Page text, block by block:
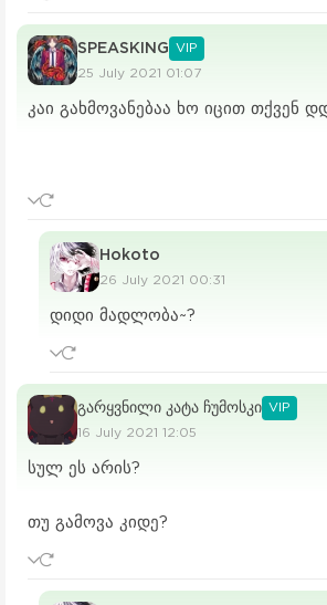
SPEASKING VIP
25 July 2021 01:07
კაი გახმოვანებაა ხო იცით თქვენ
Hokoto
26 July 2021 00:31
დიდი მადლობა~?
გარყვნილი კატა ჩუმოსკი VIP
16 July 2021 12:05
სულ ეს არის?
თუ გამოვა კიდე?